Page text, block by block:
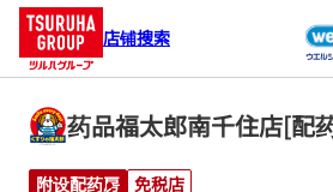
店铺搜索
药品福太郎南千住店[配
附设配药房 免税店